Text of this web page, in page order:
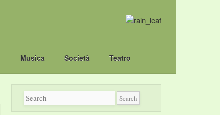
Musica Società Teatro